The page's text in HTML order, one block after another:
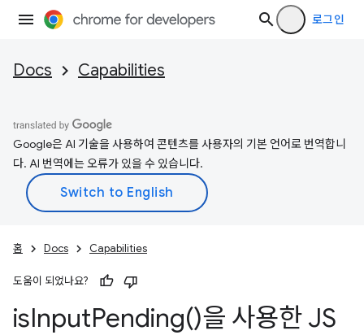
로그인
Docs Capabilities
Google은 AI 기술을 사용하여 콘텐츠를 사용자의 기본 언어로 번역합니
다. AI 번역에는 오류가 있을 수 있습니다.
홈 Docs Capabilities
도움이 되었나요?
isInputPending()을 사용한 JS